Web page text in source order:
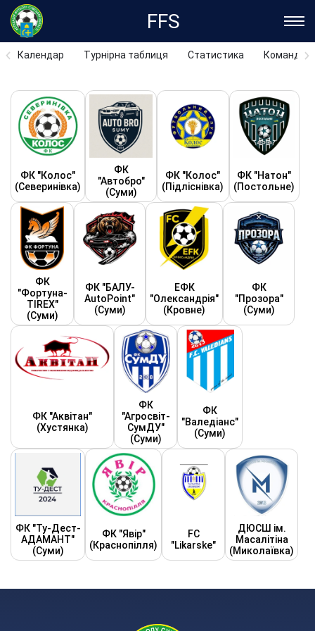
FFS
Календар Турнірна таблиця Статистика Команди
ФК "Колос"
(Северинівка)
ФК
"Автобро"
(Суми)
ФК "Колос"
(Підліснівка)
ФК "Натон"
(Постольне)
ФК
"Фортуна-
TIREX"
(Суми)
ФК "БАЛУ-
AutoPoint"
(Суми)
ЕФК
"Олександрія"
(Кровне)
ФК
"Прозора"
(Суми)
ФК "Аквітан"
(Хустянка)
ФК
"Агросвіт-
СумДУ"
(Суми)
ФК
"Валедіанс"
(Суми)
ФК "Ту-Дест-
АДАМАНТ"
(Суми)
ФК "Явір"
(Краснопілля)
FC
"Likarske"
ДЮСШ ім.
Масалітіна
(Миколаївка)